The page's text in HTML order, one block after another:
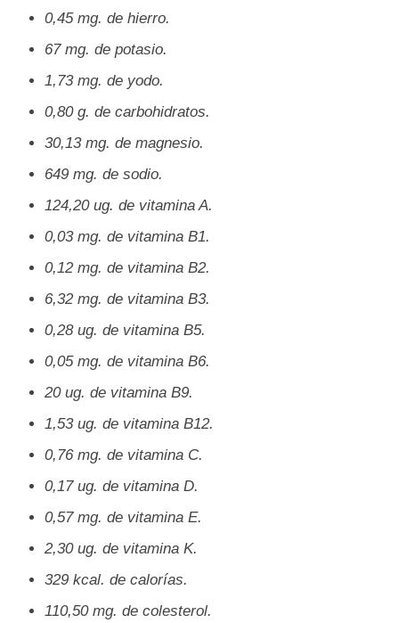
0,45 mg. de hierro.
67 mg. de potasio.
1,73 mg. de yodo.
0,80 g. de carbohidratos.
30,13 mg. de magnesio.
649 mg. de sodio.
124,20 ug. de vitamina A.
0,03 mg. de vitamina B1.
0,12 mg. de vitamina B2.
6,32 mg. de vitamina B3.
0,28 ug. de vitamina B5.
0,05 mg. de vitamina B6.
20 ug. de vitamina B9.
1,53 ug. de vitamina B12.
0,76 mg. de vitamina C.
0,17 ug. de vitamina D.
0,57 mg. de vitamina E.
2,30 ug. de vitamina K.
329 kcal. de calorías.
110,50 mg. de colesterol.